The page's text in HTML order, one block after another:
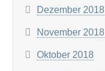
Dezember 2018
November 2018
Oktober 2018